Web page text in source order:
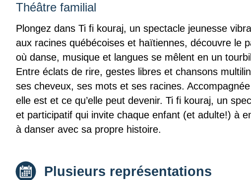
Théâtre familial
Plongez dans Ti fi kouraj, un spectacle jeunesse
aux racines québécoises et haïtiennes, découvre le
où danse, musique et langues se mêlent en un
Entre éclats de rire, gestes libres et chansons
ses cheveux, ses mots et ses racines.
elle est et ce qu’elle peut devenir. Ti fi kouraj, un
et participatif qui invite chaque enfant (et adulte!) à
à danser avec sa propre histoire.
Date :
Plusieurs représentations